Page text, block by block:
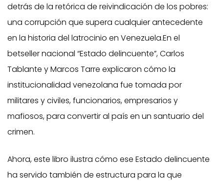
detrás de la retórica de reivindicación de los pobres:
una corrupción que supera cualquier antecedente
en la historia del latrocinio en Venezuela.En el
betseller nacional “Estado delincuente”, Carlos
Tablante y Marcos Tarre explicaron cómo la
institucionalidad venezolana fue tomada por
militares y civiles, funcionarios, empresarios y
mafiosos, para convertir al país en un santuario del
crimen.
Ahora, este libro ilustra cómo ese Estado delincuente
ha servido también de estructura para la que